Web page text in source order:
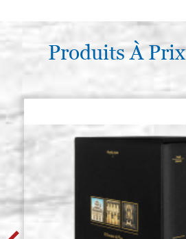
Produits À